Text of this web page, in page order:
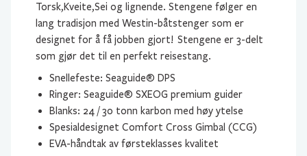
Torsk,Kveite,Sei og lignende. Stengene følger en
lang tradisjon med Westin-båtstenger som er
designet for å få jobben gjort! Stengene er 3-delt
som gjør det til en perfekt reisestang.
Snellefeste: Seaguide® DPS
Ringer: Seaguide® SXEOG premium guider
Blanks: 24 / 30 tonn karbon med høy ytelse
Spesialdesignet Comfort Cross Gimbal (CCG)
EVA-håndtak av førsteklasses kvalitet